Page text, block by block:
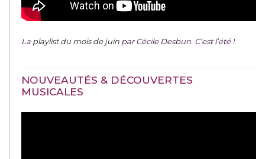
La playlist du mois de juin par Cécile Desbun. C’est l’été !
NOUVEAUTÉS & DÉCOUVERTES
MUSICALES